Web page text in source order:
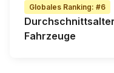
Globales Ranking: #6
Durchschnittsalter
Fahrzeuge